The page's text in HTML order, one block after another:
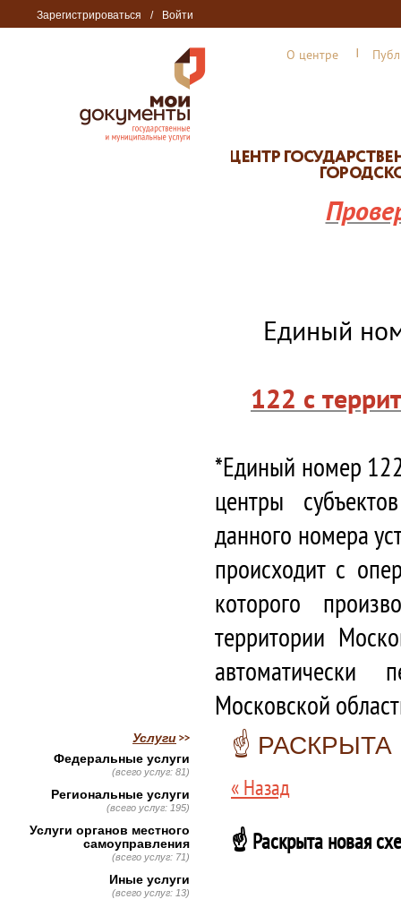
Зарегистрироваться / Войти
О центре
Единый
122 с
*Единый номер
центры
данного номера
происходит с
которого
территории
автоматически
Московской
☝️
« Назад
☝️ Раскрыта новая
Услуги
Федеральные услуги
(всего услуг: 81)
Региональные услуги
(всего услуг: 195)
Услуги органов местного
самоуправления
(всего услуг: 71)
Иные услуги
(всего услуг: 13)